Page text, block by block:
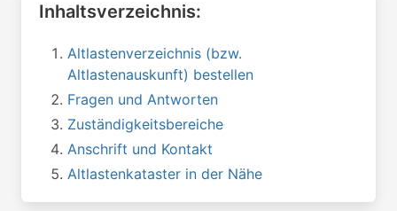
Inhaltsverzeichnis:
Altlastenverzeichnis (bzw.
Altlastenauskunft) bestellen
Fragen und Antworten
Zuständigkeitsbereiche
Anschrift und Kontakt
Altlastenkataster in der Nähe